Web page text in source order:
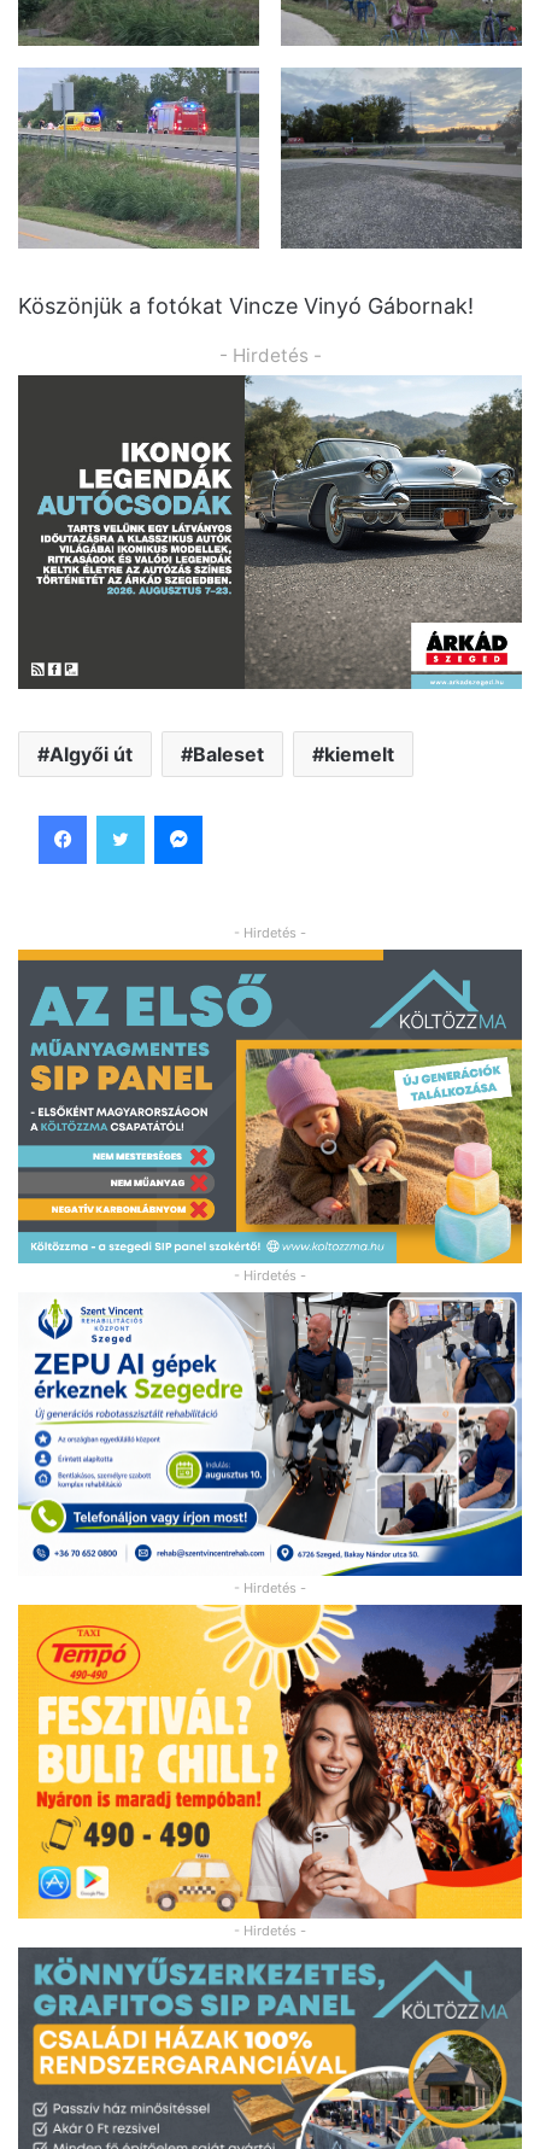
Köszönjük a fotókat Vincze Vinyó Gábornak!
- Hirdetés -
Algyői út Baleset kiemelt
- Hirdetés -
- Hirdetés -
- Hirdetés -
- Hirdetés -